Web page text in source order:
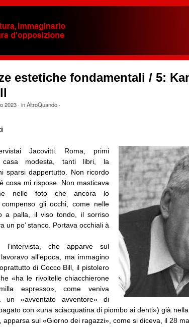
estetiche fondamentali / 5:
2023· inAltroQuando·
Jacovitti. Roma, primi
casa modesta, tanti libri, la
sparsi dappertutto. Non ricordo
cosa mi rispose. Non masticava
nelle foto che ancora lo
gli occhi, come nelle
a palla, il viso tondo, il sorriso
un po’ stanco. Portava occhiali à
che apparve sul
all’epoca, ma immagino
di Cocco Bill, il pistolero
«ha le rivoltelle chiacchierone
espresso», come veniva
un «avventato avventore» di
con «una sciacquatina di piombo ai denti») già
apparsa sul «Giorno dei ragazzi», come si diceva, il 28